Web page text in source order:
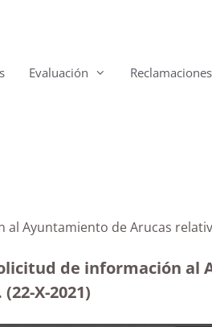
Evaluación Reclamaciones
al Ayuntamiento de Arucas
de información
X-2021)